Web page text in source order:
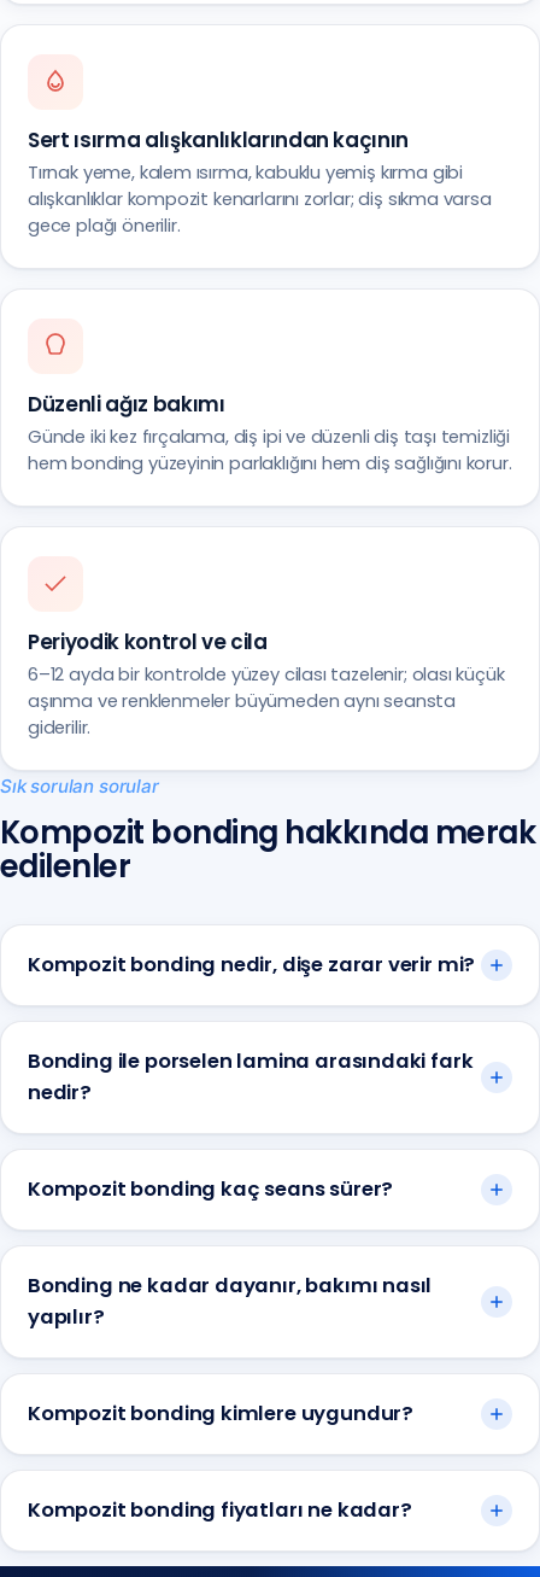
Sert ısırma alışkanlıklarından kaçının
Tırnak yeme, kalem ısırma, kabuklu yemiş kırma gibi
alışkanlıklar kompozit kenarlarını zorlar; diş sıkma varsa
gece plağı önerilir.
Düzenli ağız bakımı
Günde iki kez fırçalama, diş ipi ve düzenli diş taşı temizliği
hem bonding yüzeyinin parlaklığını hem diş sağlığını korur.
Periyodik kontrol ve cila
6–12 ayda bir kontrolde yüzey cilası tazelenir; olası küçük
aşınma ve renklenmeler büyümeden aynı seansta
giderilir.
Sık sorulan sorular
Kompozit bonding hakkında merak
edilenler
Kompozit bonding nedir, dişe zarar verir mi?
Bonding ile porselen lamina arasındaki fark
nedir?
Kompozit bonding kaç seans sürer?
Bonding ne kadar dayanır, bakımı nasıl
yapılır?
Kompozit bonding kimlere uygundur?
Kompozit bonding fiyatları ne kadar?